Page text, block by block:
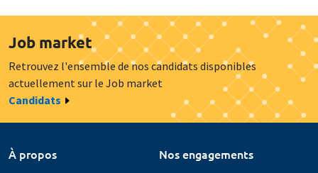
Job market
Retrouvez l'ensemble de nos candidats disponibles
actuellement sur le Job market
Candidats
À propos
Nos engagements